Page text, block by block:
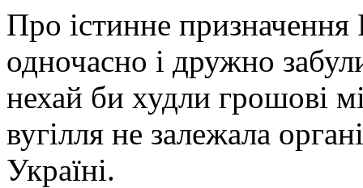
Про істинне призначення
одночасно і дружно
нехай би худли грошові
вугілля не залежала
Україні.